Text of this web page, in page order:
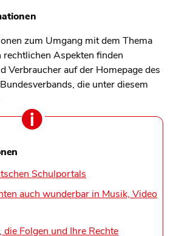
zum Umgang mit dem Thema
rechtlichen Aspekten finden
Verbraucher auf der Homepage des
die unter diesem
Schulportals
auch wunderbar in Musik, Video
Folgen und Ihre Rechte